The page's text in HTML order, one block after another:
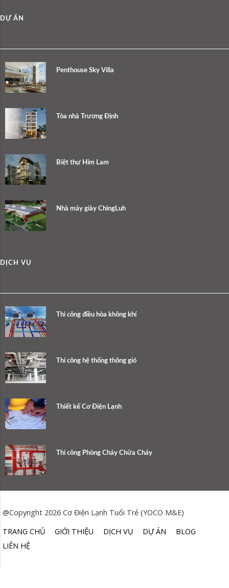
DỰ ÁN
Penthouse Sky Villa
Tòa nhà Trương Định
Biệt thự Him Lam
Nhà máy giày ChingLuh
DỊCH VỤ
Thi công điều hòa không khí
Thi công hệ thống thông gió
Thiết kế Cơ Điện Lạnh
Thi công Phòng Cháy Chữa Cháy
@Copyright 2026 Cơ Điện Lạnh Tuổi Trẻ (YOCO M&E)
TRANG CHỦ
GIỚI THIỆU DỊCH VỤ DỰ ÁN
BLOG
LIÊN HỆ